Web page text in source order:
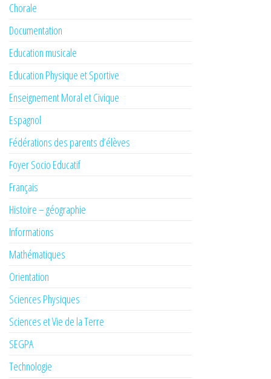
Chorale
Documentation
Education musicale
Education Physique et Sportive
Enseignement Moral et Civique
Espagnol
Fédérations des parents d’élèves
Foyer Socio Educatif
Français
Histoire – géographie
Informations
Mathématiques
Orientation
Sciences Physiques
Sciences et Vie de la Terre
SEGPA
Technologie